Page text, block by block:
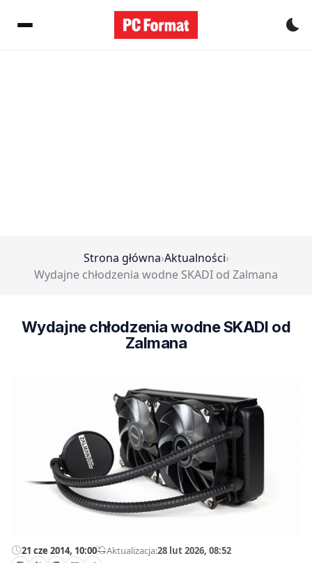
Strona główna›Aktualności›
Wydajne chłodzenia wodne SKADI od Zalmana
Wydajne chłodzenia wodne SKADI od
Zalmana
21 cze 2014, 10:00—Aktualizacja:28 lut 2026, 08:52